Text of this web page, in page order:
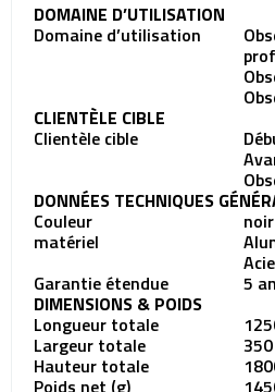
DOMAINE D’UTILISATION
Domaine d’utilisation
CLIENTÈLE CIBLE
Clientèle cible
DONNÉES TECHNIQUES
Couleur noir
matériel
Garantie étendue 5
DIMENSIONS & POIDS
Longueur totale
Largeur totale
Hauteur totale
Poids net (g)